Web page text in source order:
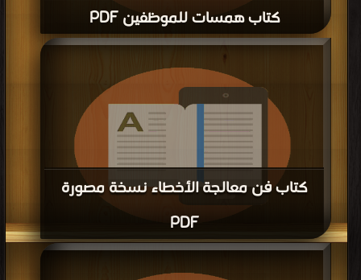
كتاب همسات للموظفين PDF
قراءة و تحميل كتاب كتاب همسات للموظفين PDF مجانا | مكتبة > كتب في احلى
التحميل : مرة/مرات
كتاب فن معالجة الأخطاء نسخة مصورة
PDF
قراءة و تحميل كتاب كتاب فن معالجة الأخطاء نسخة مصورة PDF مجانا | مكتبة >
كتب في موقع| التحميل : مرة/مرات